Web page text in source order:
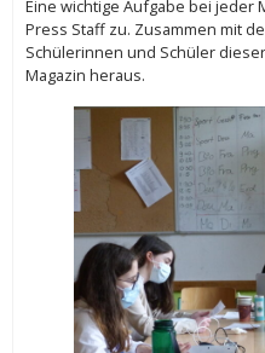
Eine wichtige Aufgabe bei jeder
Press Staff zu. Zusammen mit
Schülerinnen und Schüler
Magazin heraus.